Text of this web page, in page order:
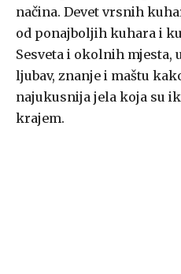
načina. Devet vrsnih
od ponajboljih kuhara i
Sesveta i okolnih mjesta,
ljubav, znanje i maštu
najukusnija jela koja su
krajem.